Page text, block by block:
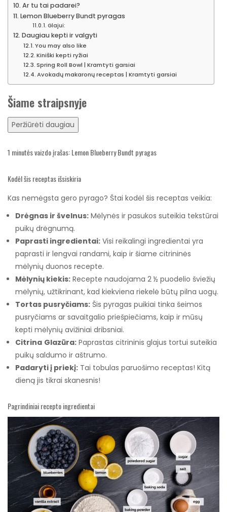
Ar tu tai padarei?
Lemon Blueberry Bundt pyragas
Glajui:
Daugiau kepti ir valgyti
You may also like
Kiniški kepti ryžiai
Spring Roll Bowl | Kramtyti garsiai
Avokadų makaronų receptas | Kramtyti garsiai
Šiame straipsnyje
Peržiūrėti daugiau
1 minutės vaizdo įrašas: Lemon Blueberry Bundt pyragas
Kodėl šis receptas išsiskiria
Kas nemėgsta gero pyrago? Štai kodėl šis receptas veikia:
Drėgnas ir švelnus: Mėlynės ir pasukos suteikia tekstūrai
puikų drėgnumą.
Paprasti ingredientai: Visi reikalingi ingredientai yra
paprasti ir lengvai randami, kaip ir šiame citrininės
mėlynių duonos recepte.
Mėlynių kiekis: Recepte naudojama 2 ½ puodelio šviežių
mėlynių, užtikrinant, kad kiekviena riekelė būtų pilna uogų.
Tortas pusryčiams: Šis pyragas puikiai tinka šeimos
pusryčiams ar savaitgalio priešpiečiams, kaip ir mūsų
kepti mėlynių avižiniai dribsniai.
Citrina Glazūra: Paprastas citrininis glajus tortui suteikia
puikų saldumo ir aštrumo.
Padaryti į priekį: Tai tobulas paruošimo receptas! Kitą
dieną jis tikrai skanesnis!
Pagrindiniai recepto ingredientai